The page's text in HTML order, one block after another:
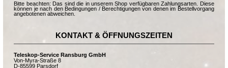
Bitte beachten: Das sind die in unserem Shop verfügbaren Zahlungsarten. Diese
können je nach den Bedingungen / Berechtigungen von denen im Bestellvorgang
angebotenen abweichen.
KONTAKT & ÖFFNUNGSZEITEN
Teleskop-Service Ransburg GmbH
Von-Myra-Straße 8
D-85599 Parsdorf